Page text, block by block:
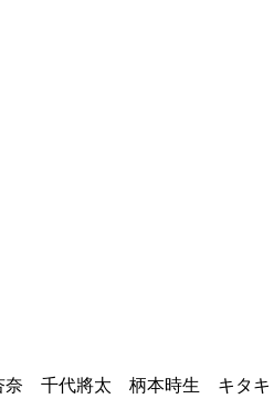
奈 千代將太 柄本時生 キタキ